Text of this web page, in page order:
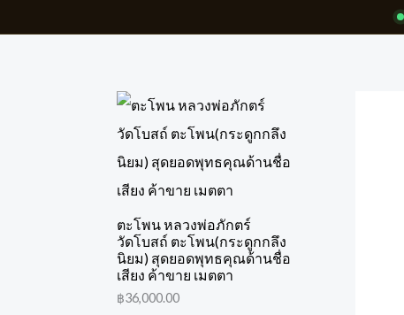
to
ตะโพน หลวงพ่อภักตร์
วัดโบสถ์ ตะโพน(กระดูกกลึง
นิยม) สุดยอดพุทธคุณด้านชื่อ
เสียง ค้าขาย เมตตา
฿36,000.00